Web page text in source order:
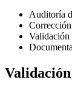
Auditoría
Validación